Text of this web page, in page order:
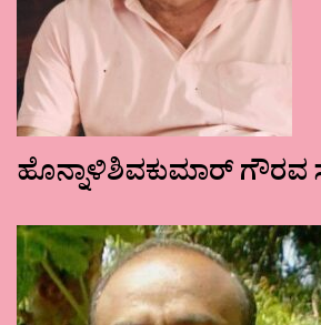
ಹೊನ್ನಾಳಿಶಿವಕುಮಾರ್ ಗೌರವ